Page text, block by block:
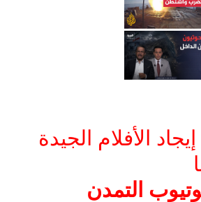
الأفلام الجيدة
التمدن